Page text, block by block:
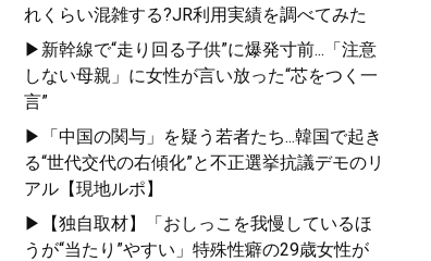
れくらい混雑する?JR利用実績を調べてみた
▶新幹線で“走り回る子供”に爆発寸前...「注意
しない母親」に女性が言い放った“芯をつく一
言”
▶「中国の関与」を疑う若者たち...韓国で起き
る“世代交代の右傾化”と不正選挙抗議デモのリ
アル【現地ルポ】
▶【独自取材】「おしっこを我慢しているほ
うが“当たり”やすい」特殊性癖の29歳女性が